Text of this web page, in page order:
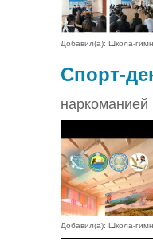
Добавил(а): Школа-
Спорт-
наркоманией
Добавил(а): Школа-